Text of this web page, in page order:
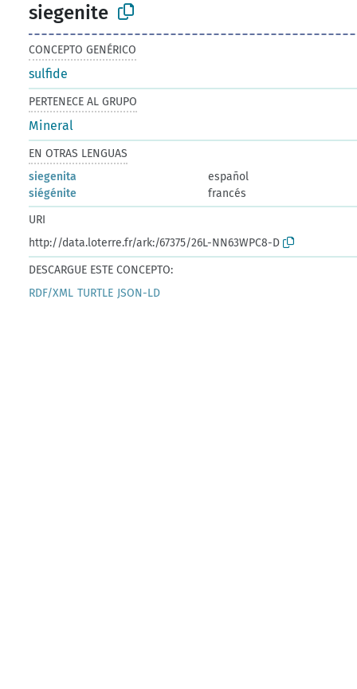
siegenite
CONCEPTO GENÉRICO
sulfide
PERTENECE AL GRUPO
Mineral
EN OTRAS LENGUAS
siegenita
español
siégénite
francés
URI
http://data.loterre.fr/ark:/67375/26L-NN63WPC8-D
DESCARGUE ESTE CONCEPTO:
RDF/XML TURTLE JSON-LD